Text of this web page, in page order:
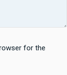
for the